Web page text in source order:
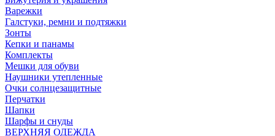
Варежки
Галстуки, ремни и подтяжки
Зонты
Кепки и панамы
Комплекты
Мешки для обуви
Наушники утепленные
Очки солнцезащитные
Перчатки
Шапки
Шарфы и снуды
ВЕРХНЯЯ ОДЕЖДА